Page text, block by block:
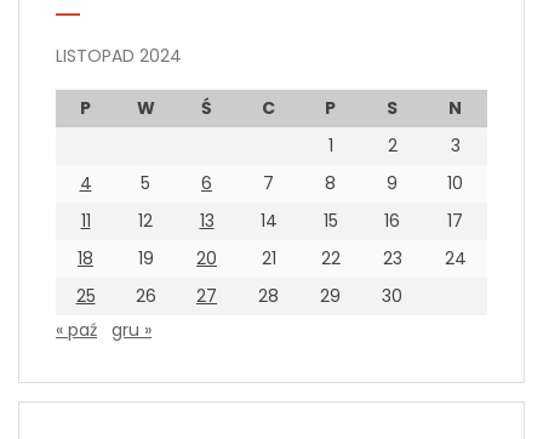
LISTOPAD 2024
P W Ś C P S
N
1
2
3
4
5 6 7 8 9
10
11
12 13 14 15 16
17
18
19 20 21 22 23
24
25
26 27 28 29
30
« paź gru »